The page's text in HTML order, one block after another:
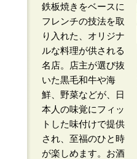
鉄板焼きをベースに
フレンチの技法を取
り入れた、オリジナ
ルな料理が供される
名店。店主が選び抜
いた黒毛和牛や海
鮮、野菜などが、日
本人の味覚にフィッ
トした味付けで提供
され、至福のひと時
が楽しめます。お酒